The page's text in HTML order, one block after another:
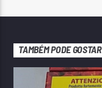
TAMBÉM PODE GOSTAR